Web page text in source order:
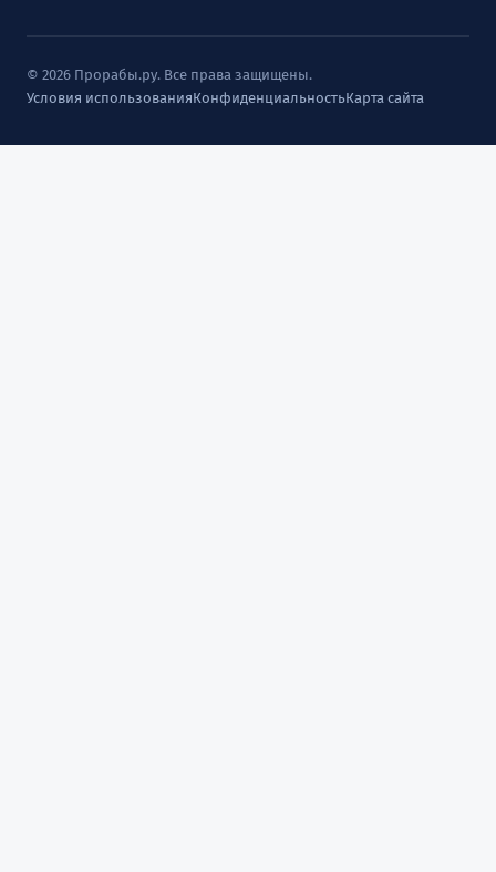
© 2026 Прорабы.ру. Все права защищены.
Условия использованияКонфиденциальностьКарта сайта